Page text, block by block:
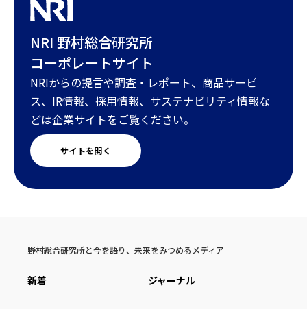
NRI 野村総合研究所
コーポレートサイト
NRIからの提言や調査・レポート、商品サービ
ス、IR情報、採用情報、サステナビリティ情報な
どは企業サイトをご覧ください。
サイトを開く
野村総合研究所と今を語り、未来をみつめるメディア
新着 ジャーナル